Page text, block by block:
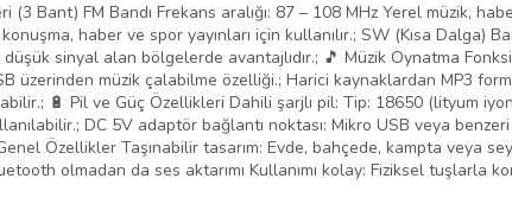
Bant) FM Bandı Frekans aralığı: 87 – 108 MHz Yerel müzik,
haber ve spor yayınları için kullanılır.; SW (Kısa Dalga)
sinyal alan bölgelerde avantajlıdır.; 🎵 Müzik Oynatma
üzerinden müzik çalabilme özelliği.; Harici kaynaklardan MP3
🔋 Pil ve Güç Özellikleri Dahili şarjlı pil: Tip: 18650 (lityum
DC 5V adaptör bağlantı noktası: Mikro USB veya
Özellikler Taşınabilir tasarım: Evde, bahçede, kampta veya
olmadan da ses aktarımı Kullanımı kolay: Fiziksel tuşlarla